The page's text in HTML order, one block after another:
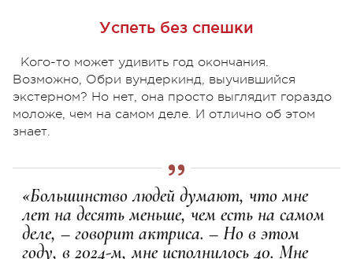
Успеть без спешки
Кого-то может удивить год окончания.
Возможно, Обри вундеркинд, выучившийся
экстерном? Но нет, она просто выглядит гораздо
моложе, чем на самом деле. И отлично об этом
знает.
«Большинство людей думают, что мне
лет на десять меньше, чем есть на самом
деле, – говорит актриса. – Но в этом
году, в 2024-м, мне исполнилось 40. Мне